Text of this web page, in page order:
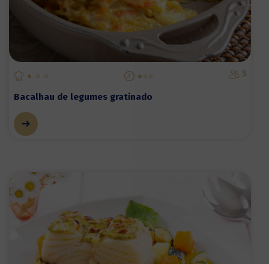
5
Bacalhau de legumes gratinado